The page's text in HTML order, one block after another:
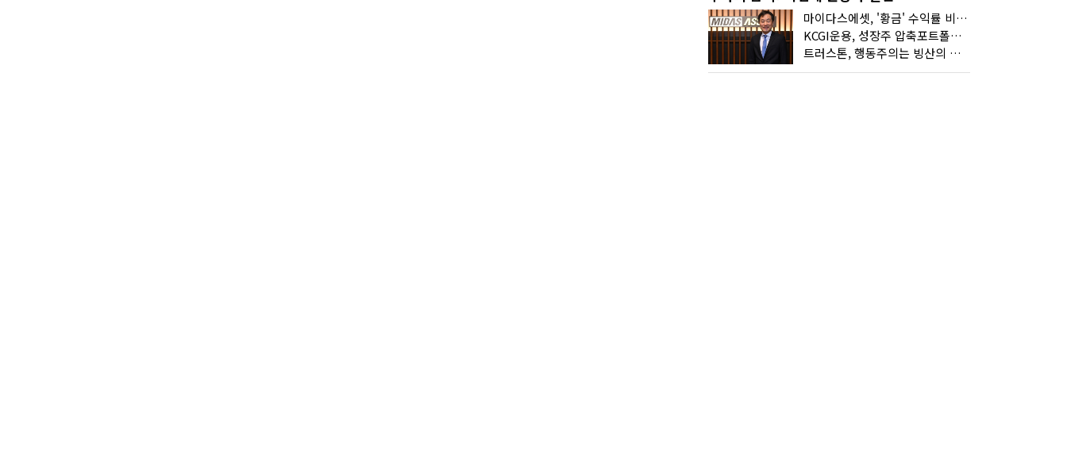
마이다스에셋, '황금' 수익률 비결은 '꾸준함'
KCGI운용, 성장주 압축포트폴리오로 새 길을 그리다
트러스톤, 행동주의는 빙산의 일각...진정한 힘은 '주식형 강자'